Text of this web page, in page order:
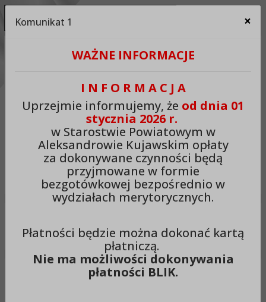
Ukryj panel ułatwień dostępu
A++ Zmień odstęp między literami
Zmień interlinię i margines
Czytaj odnośniki Czytaj tekst
Aleksandrowie Kujawskim
Komunikat 1 ×
WAŻNE INFORMACJE
I N F O R M A C J A
Uprzejmie informujemy, że od dnia 01
stycznia 2026 r.
w Starostwie Powiatowym w
Aleksandrowie Kujawskim opłaty
za dokonywane czynności będą
przyjmowane w formie
bezgotówkowej bezpośrednio w
wydziałach merytorycznych.
Płatności będzie można dokonać kartą
płatniczą.
Nie ma możliwości dokonywania
płatności BLIK.